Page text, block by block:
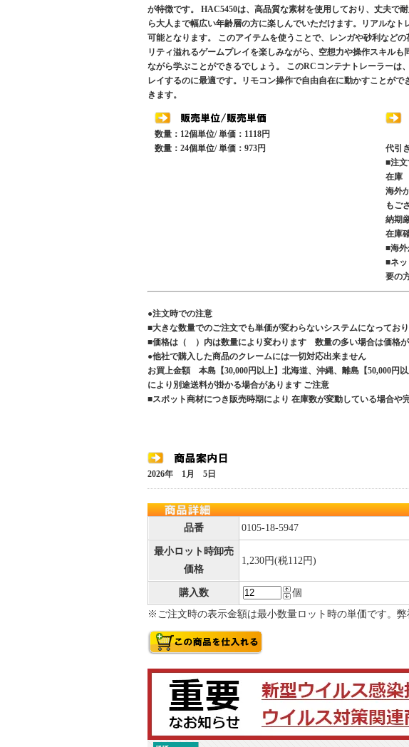
が特徴です。 HAC5450は、高品質な素材を使用しており、丈夫で
ら大人まで幅広い年齢層の方に楽しんでいただけます。リアルな
可能となります。 このアイテムを使うことで、レンガや砂利など
リティ溢れるゲームプレイを楽しみながら、空想力や操作スキル
ながら学ぶことができるでしょう。 このRCコンテナトレーラー
レイするのに最適です。リモコン操作で自由自在に動かすことが
きます。
数量：12個単位/ 単価：1118円
数量：24個単位/ 単価：973円
代引
■注文
在庫
海外
もご
納期
在庫
■海
■ネ
要の
●注文時での注意
■大きな数量でのご注文でも単価が変わらないシステムになってお
■価格は（ ）内は数量により変わります 数量の多い場合は価格
●他社で購入した商品のクレームには一切対応出来ません
お買上金額 本島【30,000円以上】北海道、沖縄、離島【50,000
により別途送料が掛かる場合があります ご注意
■スポット商材につき販売時期により 在庫数が変動している場合や
2026年 1月 5日
品番 0105-18-5947
最小ロット時卸売
価格
1,230円(税112円)
購入数
個
※ご注文時の表示金額は最小数量ロット時の単価です。